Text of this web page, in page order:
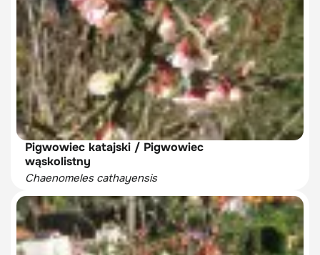
Pigwowiec katajski / Pigwowiec
wąskolistny
Chaenomeles cathayensis